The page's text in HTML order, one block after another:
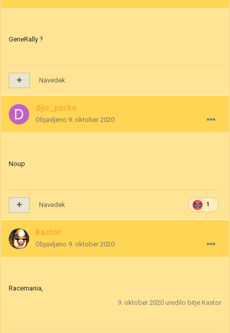
GeneRally ?
Navedek
dijo_porko
Objavljeno 9. oktober 2020
Noup
1
Navedek
Kastor
Objavljeno 9. oktober 2020
Racemania,
9. oktober 2020 uredilo bitje Kastor